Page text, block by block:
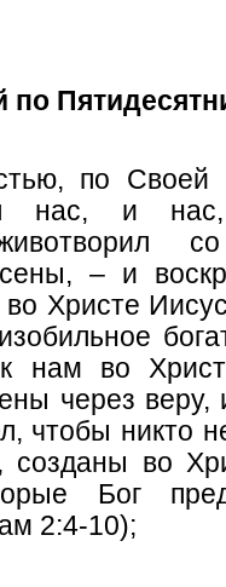
по
по Своей
нас, и
– и
Христе
нам во
через веру,
чтобы никто
созданы во
Бог
2:4-10);